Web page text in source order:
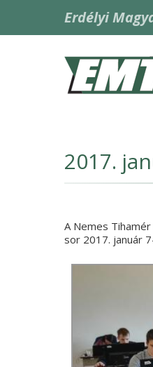
main
Erdélyi
Fő
navigáció
2017.
A Nemes
sor 2017. január